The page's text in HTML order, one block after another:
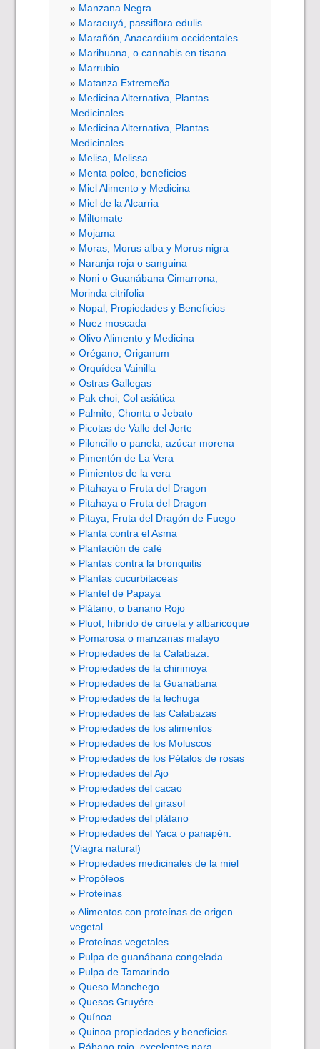
Manzana Negra
Maracuyá, passiflora edulis
Marañón, Anacardium occidentales
Marihuana, o cannabis en tisana
Marrubio
Matanza Extremeña
Medicina Alternativa, Plantas
Medicinales
Medicina Alternativa, Plantas
Medicinales
Melisa, Melissa
Menta poleo, beneficios
Miel Alimento y Medicina
Miel de la Alcarria
Miltomate
Mojama
Moras, Morus alba y Morus nigra
Naranja roja o sanguina
Noni o Guanábana Cimarrona,
Morinda citrifolia
Nopal, Propiedades y Beneficios
Nuez moscada
Olivo Alimento y Medicina
Orégano, Origanum
Orquídea Vainilla
Ostras Gallegas
Pak choi, Col asiática
Palmito, Chonta o Jebato
Picotas de Valle del Jerte
Piloncillo o panela, azúcar morena
Pimentón de La Vera
Pimientos de la vera
Pitahaya o Fruta del Dragon
Pitahaya o Fruta del Dragon
Pitaya, Fruta del Dragón de Fuego
Planta contra el Asma
Plantación de café
Plantas contra la bronquitis
Plantas cucurbitaceas
Plantel de Papaya
Plátano, o banano Rojo
Pluot, híbrido de ciruela y albaricoque
Pomarosa o manzanas malayo
Propiedades de la Calabaza.
Propiedades de la chirimoya
Propiedades de la Guanábana
Propiedades de la lechuga
Propiedades de las Calabazas
Propiedades de los alimentos
Propiedades de los Moluscos
Propiedades de los Pétalos de rosas
Propiedades del Ajo
Propiedades del cacao
Propiedades del girasol
Propiedades del plátano
Propiedades del Yaca o panapén.
(Viagra natural)
Propiedades medicinales de la miel
Propóleos
Proteínas
Alimentos con proteínas de origen
vegetal
Proteínas vegetales
Pulpa de guanábana congelada
Pulpa de Tamarindo
Queso Manchego
Quesos Gruyére
Quínoa
Quinoa propiedades y beneficios